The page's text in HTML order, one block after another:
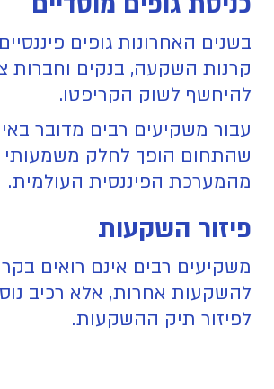
בשנים האחרונות גופים
קרנות השקעה, בנקים וחברות
להיחשף לשוק הקריפטו.
עבור משקיעים רבים מדובר
שהתחום הופך לחלק משמעותי
מהמערכת הפיננסית העולמית.
פיזור השקעות
משקיעים רבים אינם רואים
להשקעות אחרות, אלא רכיב
לפיזור תיק ההשקעות.